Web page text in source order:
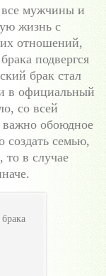
мужчины и
жизнь с
отношений,
подвергся
брак стал
в официальный
со всей
важно обоюдное
создать семью,
в случае